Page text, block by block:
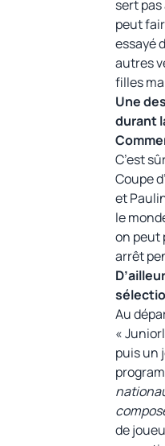
sert
peut
essayé
autres
filles
Une
durant
C’est
Coupe
et
le
on peut
arrêt
Au
«
puis un
de